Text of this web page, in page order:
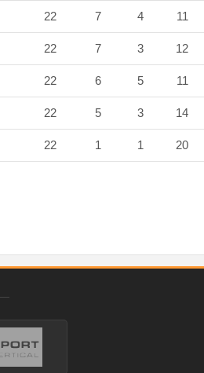
22 7 4 11
22 7 3 12
22 6 5 11
22 5 3 14
22 1 1 20